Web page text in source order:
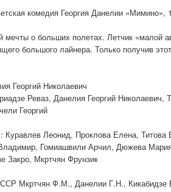
комедия Георгия Данелии «Мимино»,
мечты о больших полетах. Летчик «малой
большого лайнера. Только получив
Георгий Николаевич
Реваз, Данелия Георгий Николаевич,
Георгий
Куравлев Леонид, Проклова Елена, Титова
Гомиашвили Арчил, Дюжева
Закро, Мкртчян Фрунзик
Мкртчян Ф.М., Данелии Г.Н., Кикабидзе